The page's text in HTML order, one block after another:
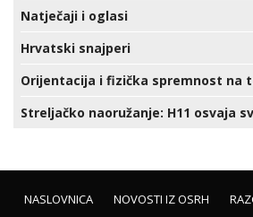
Natječaji i oglasi
Hrvatski snajperi
Orijentacija i fizička spremnost na
Streljačko naoružanje: H11 osvaja
NASLOVNICA NOVOSTI IZ OSRH